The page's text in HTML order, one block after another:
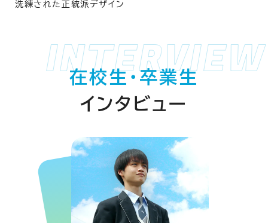
洗練された正統派デザイン
在校生・卒業生
インタビュー